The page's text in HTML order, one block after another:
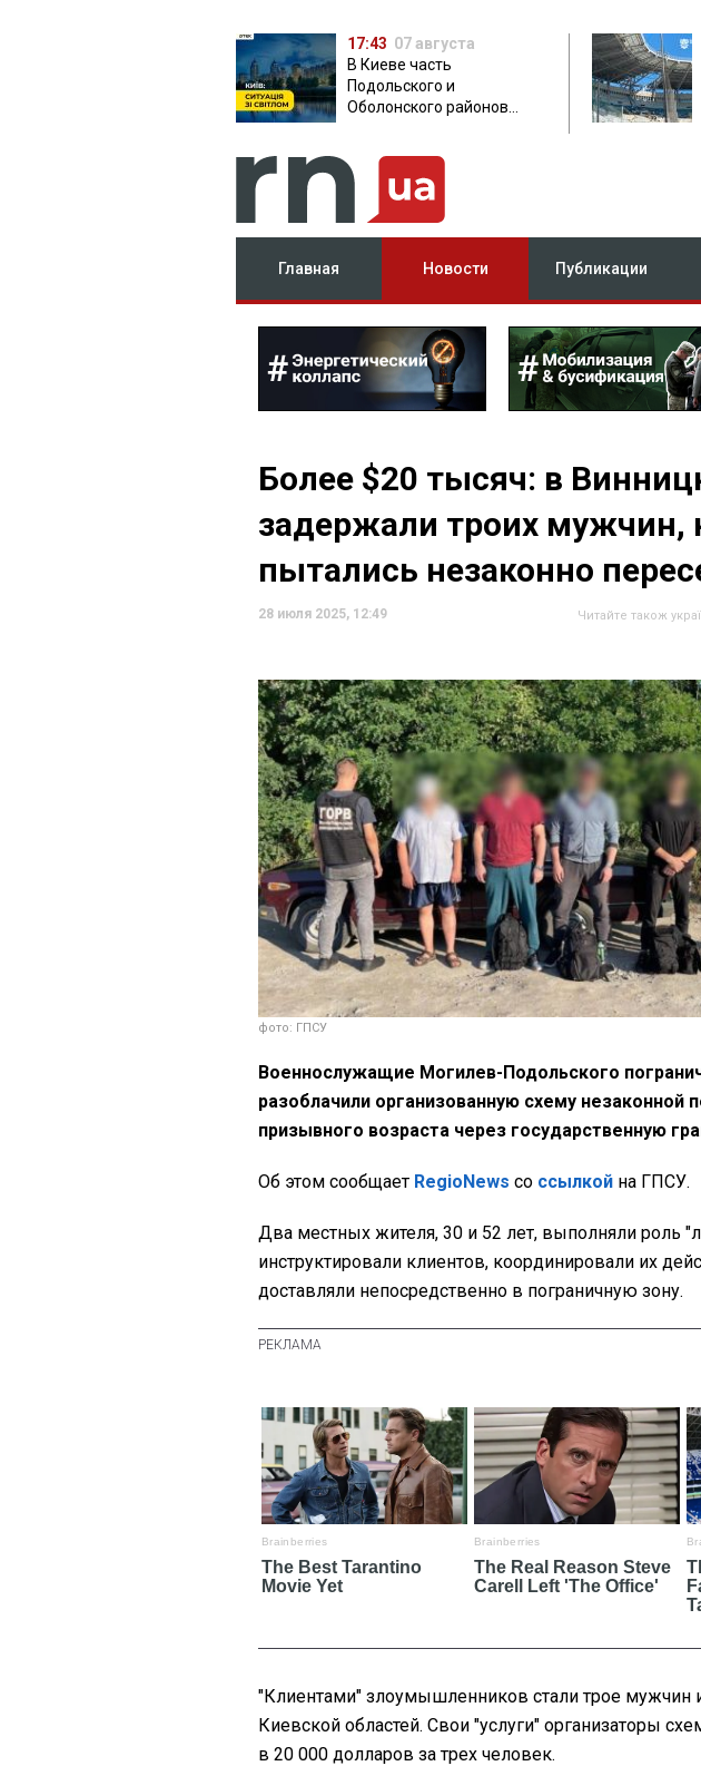
17:43 07 августа
В Киеве часть
Подольского и
Оболонского районов
Главная Новости Публикации
Более $20 тысяч: в
задержали троих мужчин,
пытались незаконно
28 июля 2025, 12:49 Читайте також
фото: ГПСУ
Военнослужащие Могилев-Подольского
разоблачили организованную схему незаконной
призывного возраста через государственную
Об этом сообщает RegioNews со ссылкой на ГПСУ.
Два местных жителя, 30 и 52 лет, выполняли роль
инструктировали клиентов, координировали их
доставляли непосредственно в пограничную зону.
"Клиентами" злоумышленников стали трое мужчин
Киевской областей. Свои "услуги" организаторы
в 20 000 долларов за трех человек.